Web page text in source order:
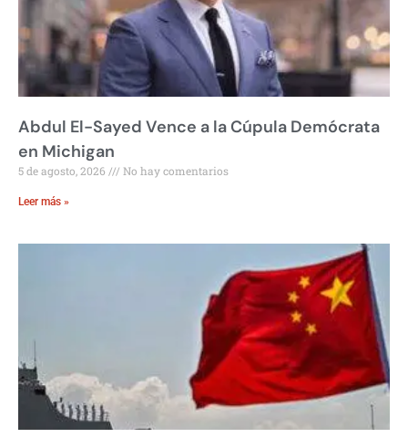
Abdul El-Sayed Vence a la Cúpula Demócrata
en Michigan
5 de agosto, 2026 No hay comentarios
Leer más »